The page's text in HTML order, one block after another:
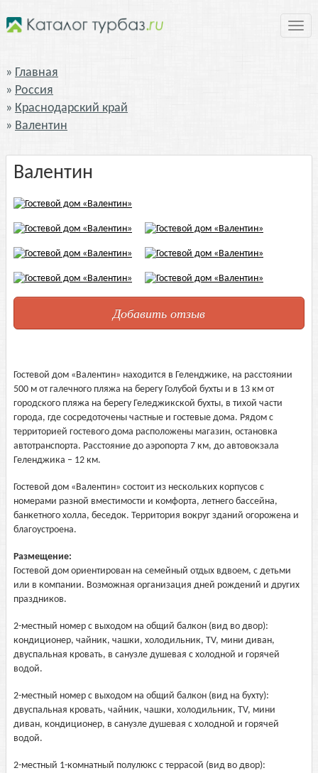
Главная
Россия
Краснодарский край
Валентин
Валентин
Добавить отзыв
Гостевой дом «Валентин» находится в Геленджике, на расстоянии
500 м от галечного пляжа на берегу Голубой бухты и в 13 км от
городского пляжа на берегу Геледжикской бухты, в тихой части
города, где сосредоточены частные и гостевые дома. Рядом с
территорией гостевого дома расположены магазин, остановка
автотранспорта. Расстояние до аэропорта 7 км, до автовокзала
Геленджика – 12 км.
Гостевой дом «Валентин» состоит из нескольких корпусов с
номерами разной вместимости и комфорта, летнего бассейна,
банкетного холла, беседок. Территория вокруг зданий огорожена и
благоустроена.
Размещение:
Гостевой дом ориентирован на семейный отдых вдвоем, с детьми
или в компании. Возможная организация дней рождений и других
праздников.
2-местный номер с выходом на общий балкон (вид во двор):
кондиционер, чайник, чашки, холодильник, TV, мини диван,
двуспальная кровать, в санузле душевая с холодной и горячей
водой.
2-местный номер с выходом на общий балкон (вид на бухту):
двуспальная кровать, чайник, чашки, холодильник, TV, мини
диван, кондиционер, в санузле душевая с холодной и горячей
водой.
2-местный 1-комнатный полулюкс с террасой (вид во двор):